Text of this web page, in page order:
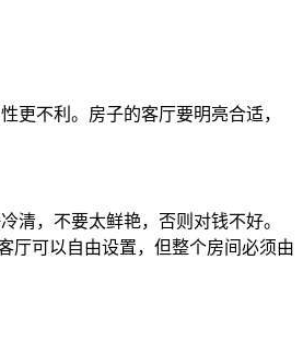
更不利。房子的客厅要明亮合适，
清，不要太鲜艳，否则对钱不好。
厅可以自由设置，但整个房间必须由